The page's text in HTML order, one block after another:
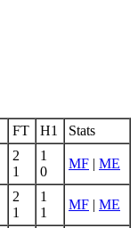
FT H1
Stats
2
1
1
0
MF | ME
2
1
1
1
MF | ME